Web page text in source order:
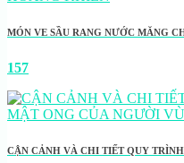
MÓN VE SẦU RANG NƯỚC MĂNG
157
CẬN CẢNH VÀ CHI TIẾT QUY